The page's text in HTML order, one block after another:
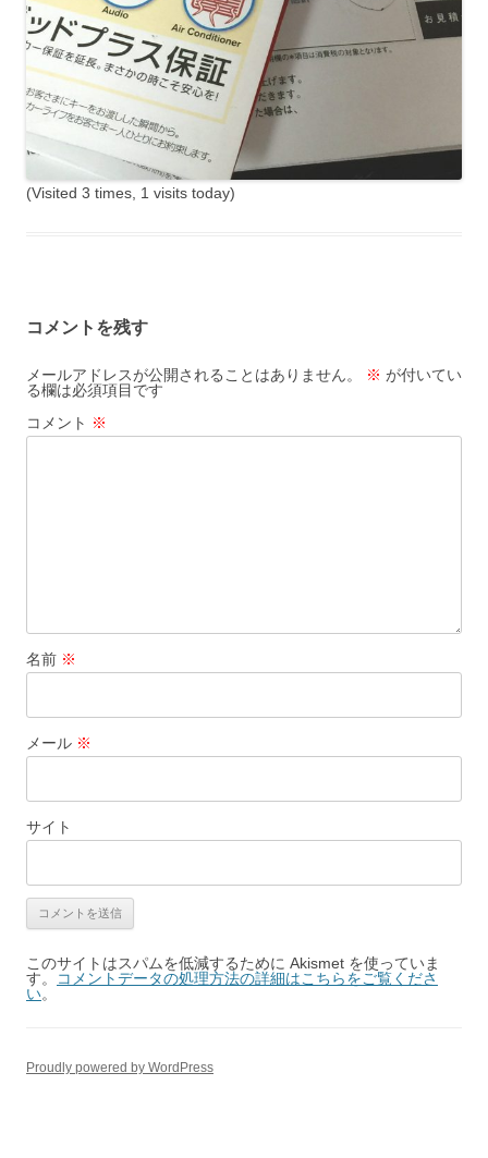
(Visited 3 times, 1 visits today)
コメントを残す
メールアドレスが公開されることはありません。 ※ が付いてい
る欄は必須項目です
コメント ※
名前 ※
メール ※
サイト
このサイトはスパムを低減するために Akismet を使っていま
す。
コメントデータの処理方法の詳細はこちらをご覧くださ
い。
Proudly powered by WordPress